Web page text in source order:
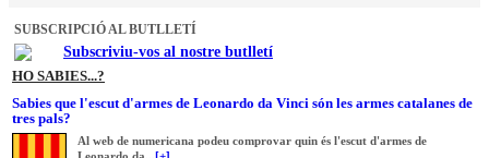
SUBSCRIPCIÓ AL BUTLLETÍ
Subscriviu-vos al nostre butlletí
HO SABIES...?
Sabies que l'escut d'armes de Leonardo da Vinci són les armes catalanes de
tres pals?
Al web de numericana podeu comprovar quin és l'escut d'armes de